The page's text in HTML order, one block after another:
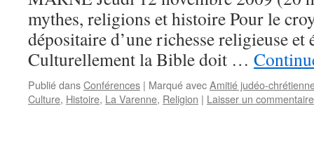
mythes, religions et histoire Pour le
dépositaire d’une richesse religieuse
Culturellement la Bible doit …
Publié dansConférences | Marqué avecAmitié judéo-
Culture, Histoire, La Varenne, Religion | Laisser un commentaire